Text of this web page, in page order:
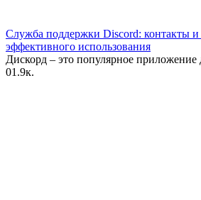
Служба поддержки Discord: контакты и
эффективного использования
Дискорд – это популярное приложение
01.9к.